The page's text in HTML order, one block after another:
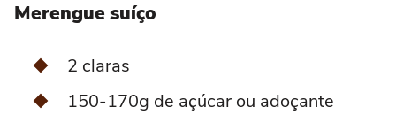
Merengue suíço
2 claras
150-170g de açúcar ou adoçante